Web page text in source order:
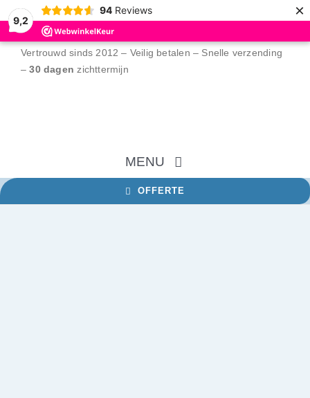
9,2
94 Reviews ×
Vertrouwd sinds 2012 – Veilig betalen – Snelle verzending
–30 dagen zichttermijn
MENU
OFFERTE